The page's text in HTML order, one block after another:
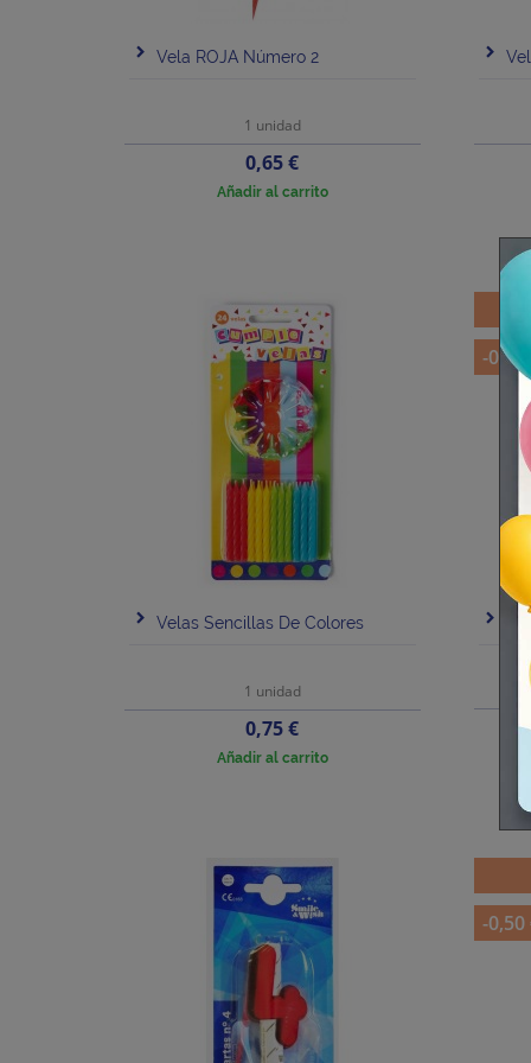
Vela ROJA Número 2
1 unidad
Precio
0,65 €
Añadir al carrito
Velas Sencillas De Colores
1 unidad
Precio
0,75 €
Añadir al carrito
-0,50 €
-0,50